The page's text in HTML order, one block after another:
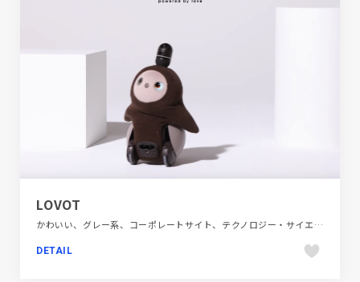
LOVOT
かわいい、グレー系、コーポレートサイト、テクノロジー・サイエンス、ナチュラル、ピンク系、ブランド・サービスサイト、ポップ、モーション多め、多言語対応、大きめ写真、海外サイト
DETAIL